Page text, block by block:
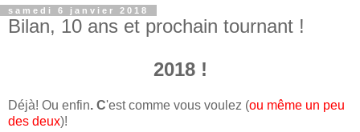
samedi 6 janvier 2018
Bilan, 10 ans et prochain tournant !
2018 !
Déjà! Ou enfin. C'est comme vous voulez (ou même un peu
des deux)!